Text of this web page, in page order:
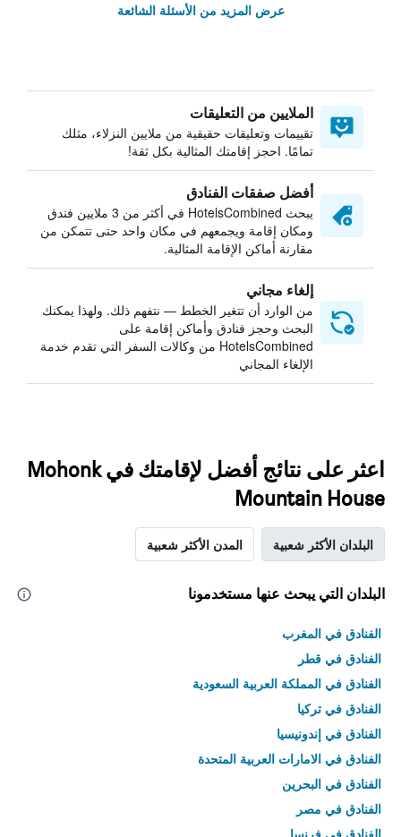
عرض المزيد من الأسئلة الشائعة
الملايين من التعليقات
تقييمات وتعليقات حقيقية من ملايين النزلاء، مثلك
تمامًا. احجز إقامتك المثالية بكل ثقة!
أفضل صفقات الفنادق
يبحث HotelsCombined في أكثر من 3 ملايين فندق
ومكان إقامة ويجمعهم في مكان واحد حتى تتمكن من
مقارنة أماكن الإقامة المثالية.
إلغاء مجاني
من الوارد أن تتغير الخطط — نتفهم ذلك. ولهذا يمكنك
البحث وحجز فنادق وأماكن إقامة على
HotelsCombined من وكالات السفر التي تقدم خدمة
الإلغاء المجاني
اعثر على نتائج أفضل لإقامتك في Mohonk
Mountain House
البلدان الأكثر شعبية المدن الأكثر شعبية
البلدان التي يبحث عنها مستخدمونا
الفنادق في المغرب
الفنادق في قطر
الفنادق في المملكة العربية السعودية
الفنادق في تركيا
الفنادق في إندونيسيا
الفنادق في الامارات العربية المتحدة
الفنادق في البحرين
الفنادق في مصر
الفنادق في فرنسا